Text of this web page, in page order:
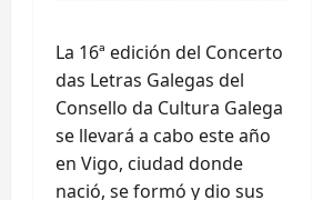
La 16ª edición del Concerto
das Letras Galegas del
Consello da Cultura Galega
se llevará a cabo este año
en Vigo, ciudad donde
nació, se formó y dio sus